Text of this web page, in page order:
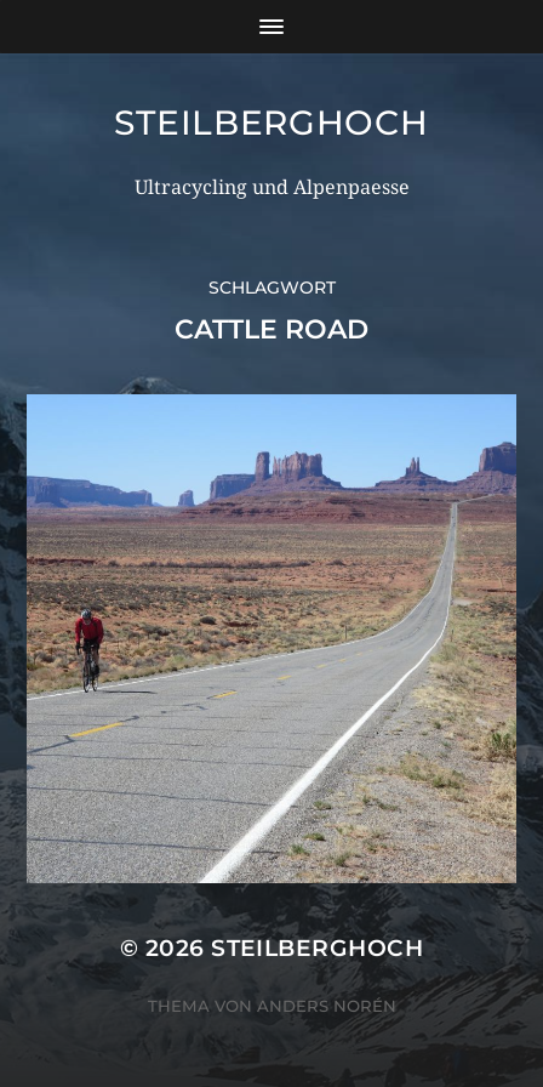
STEILBERGHOCH
Ultracycling und Alpenpaesse
SCHLAGWORT
CATTLE ROAD
© 2026STEILBERGHOCH
THEMA VON ANDERS NORÉN